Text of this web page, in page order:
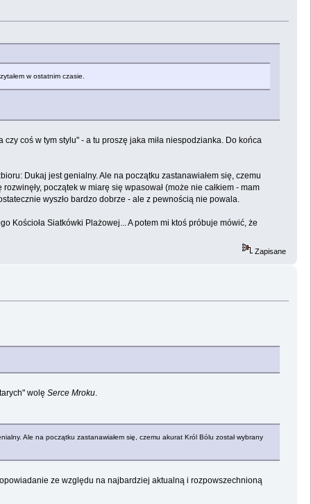
w ostatnim czasie.
coś w tym stylu" - a tu proszę jaka miła niespodzianka. Do końca
Dukaj jest genialny. Ale na początku zastanawiałem się, czemu
początek w miarę się wpasował (może nie całkiem - mam
wyszło bardzo dobrze - ale z pewnością nie powala.
Kościoła Siatkówki Plażowej... A potem mi ktoś próbuje mówić, że
Zapisane
wolę Serce Mroku.
Ale na początku zastanawiałem się, czemu akurat Król Bólu został wybrany
ze względu na najbardziej aktualną i rozpowszechnioną